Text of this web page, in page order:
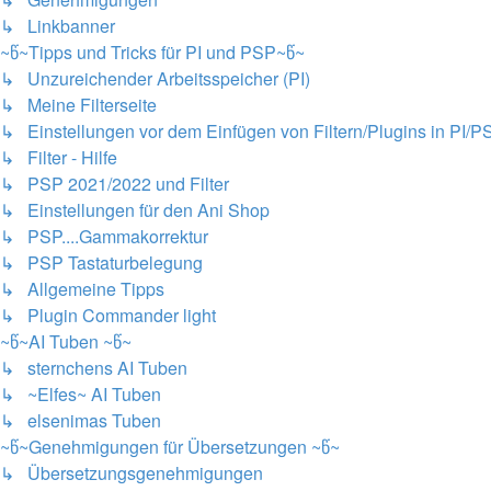
↳ Linkbanner
~წ~Tipps und Tricks für PI und PSP~წ~
↳ Unzureichender Arbeitsspeicher (PI)
↳ Meine Filterseite
↳ Einstellungen vor dem Einfügen von Filtern/Plugins in PI/
↳ Filter - Hilfe
↳ PSP 2021/2022 und Filter
↳ Einstellungen für den Ani Shop
↳ PSP....Gammakorrektur
↳ PSP Tastaturbelegung
↳ Allgemeine Tipps
↳ Plugin Commander light
~წ~AI Tuben ~წ~
↳ sternchens AI Tuben
↳ ~Elfes~ AI Tuben
↳ elsenimas Tuben
~წ~Genehmigungen für Übersetzungen ~წ~
↳ Übersetzungsgenehmigungen